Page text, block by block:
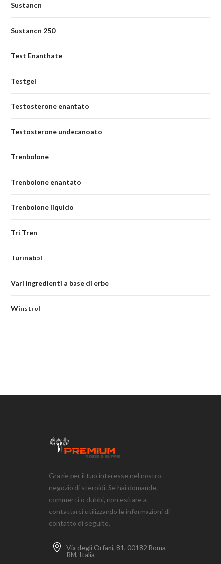
Sustanon
Sustanon 250
Test Enanthate
Testgel
Testosterone enantato
Testosterone undecanoato
Trenbolone
Trenbolone enantato
Trenbolone liquido
Tri Tren
Turinabol
Vari ingredienti a base di erbe
Winstrol
Grazie per il tuo interesse nel nostro
negozio di steroidi. Se hai domande,
commenti o dubbi, non esitare a
contattarci utilizzando le informazioni di
contatto di seguito.
Via degli Orfani, 81, 00182 Roma
RM, Italia